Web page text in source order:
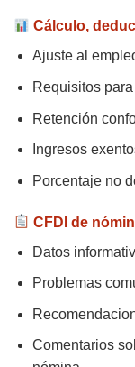
Cálculo,
Ajuste al
Requisitos
Retención
Ingresos
Porcentaje no
CFDI de
Datos
Problemas
Comentarios